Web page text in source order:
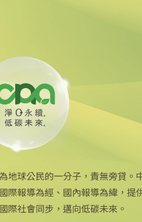
地球公民的一分子，責無旁貸。
際報導為經、國內報導為緯，提
際社會同步，邁向低碳未來。